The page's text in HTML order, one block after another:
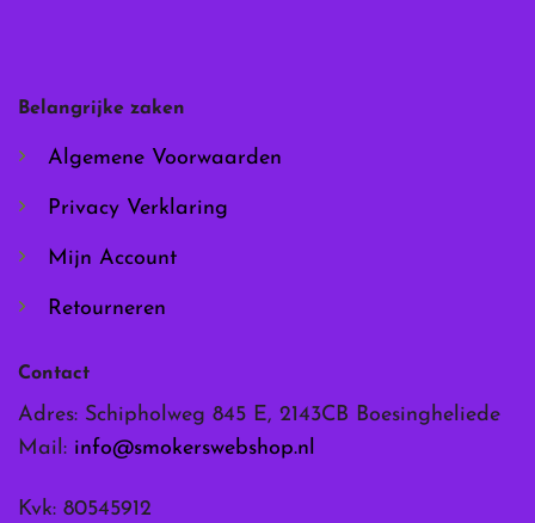
op
de
productpagina
Belangrijke zaken
Algemene Voorwaarden
Privacy Verklaring
Mijn Account
Retourneren
Contact
Adres: Schipholweg 845 E, 2143CB Boesingheliede
Mail: info@smokerswebshop.nl
Kvk: 80545912